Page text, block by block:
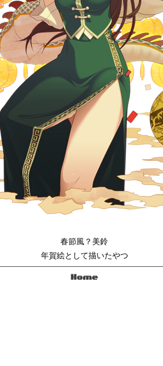
春節風？美鈴
年賀絵として描いたやつ